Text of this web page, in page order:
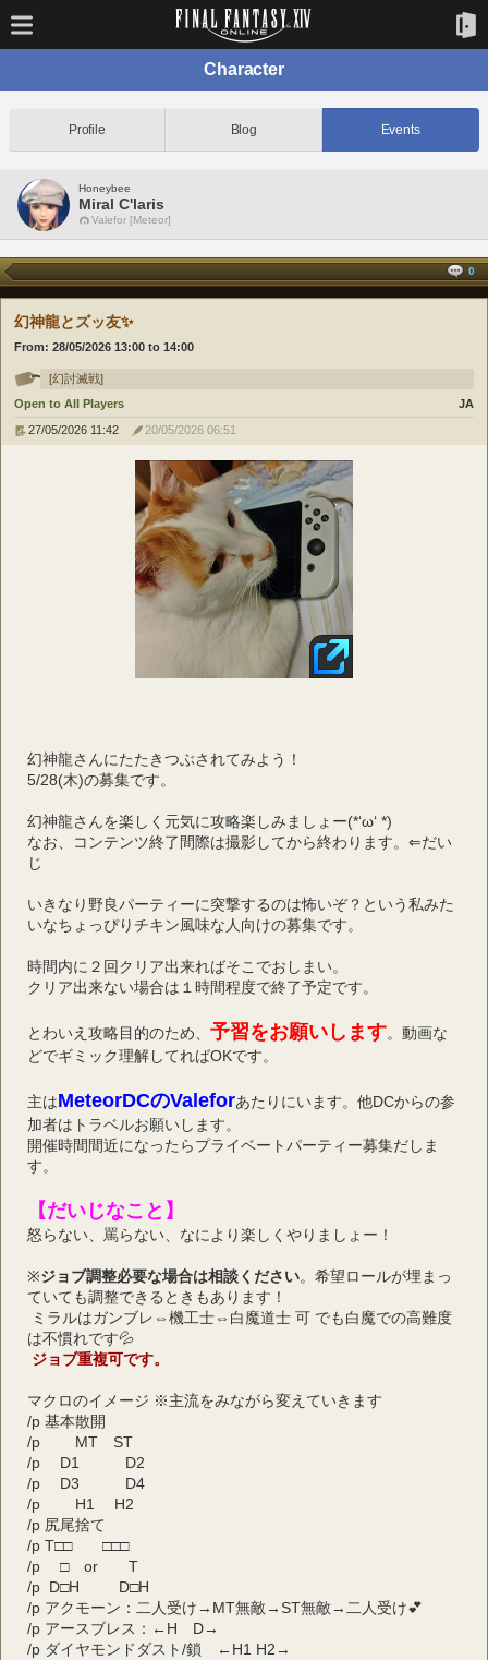
Character
Profile Blog Events
Honeybee
Miral C'laris
Valefor [Meteor]
0
幻神龍とズッ友✨
From: 28/05/2026 13:00to 14:00
[幻討滅戦]
Open to All Players
JA
27/05/2026 11:42
20/05/2026 06:51
幻神龍さんにたたきつぶされてみよう！
5/28(木)の募集です。
幻神龍さんを楽しく元気に攻略楽しみましょー(*‘ω‘ *)
なお、コンテンツ終了間際は撮影してから終わります。⇐だい
じ
いきなり野良パーティーに突撃するのは怖いぞ？という私みた
いなちょっぴりチキン風味な人向けの募集です。
時間内に２回クリア出来ればそこでおしまい。
クリア出来ない場合は１時間程度で終了予定です。
とわいえ攻略目的のため、 予習をお願いします。動画な
どでギミック理解してればOKです。
主はMeteorDCのValeforあたりにいます。他DCからの参
加者はトラベルお願いします。
開催時間間近になったらプライベートパーティー募集だしま
す。
【だいじなこと】
怒らない、罵らない、なにより楽しくやりましょー！
※ジョブ調整必要な場合は相談ください。希望ロールが埋まっ
ていても調整できるときもあります！
は不慣れです💦
ジョブ重複可です。
マクロのイメージ ※主流をみながら変えていきます
/p 基本散開
/p 　　MT　ST
/p 　D1　　　D2
/p 　D3　　　D4
/p 　　H1　 H2
/p 尻尾捨て
/p T□□　　□□□
/p 　□　or　　T
/p  D□H　 　 D□H
/p アクモーン：二人受け→MT無敵→ST無敵→二人受け💕
/p アースブレス：←H　D→
/p ダイヤモンドダスト/鎖　←H1 H2→